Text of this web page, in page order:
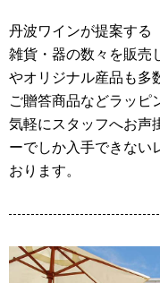
丹波ワインが提案する
雑貨・器の数々を販売
やオリジナル産品も多
ご贈答商品などラッピ
気軽にスタッフへお声
ーでしか入手できない
おります。